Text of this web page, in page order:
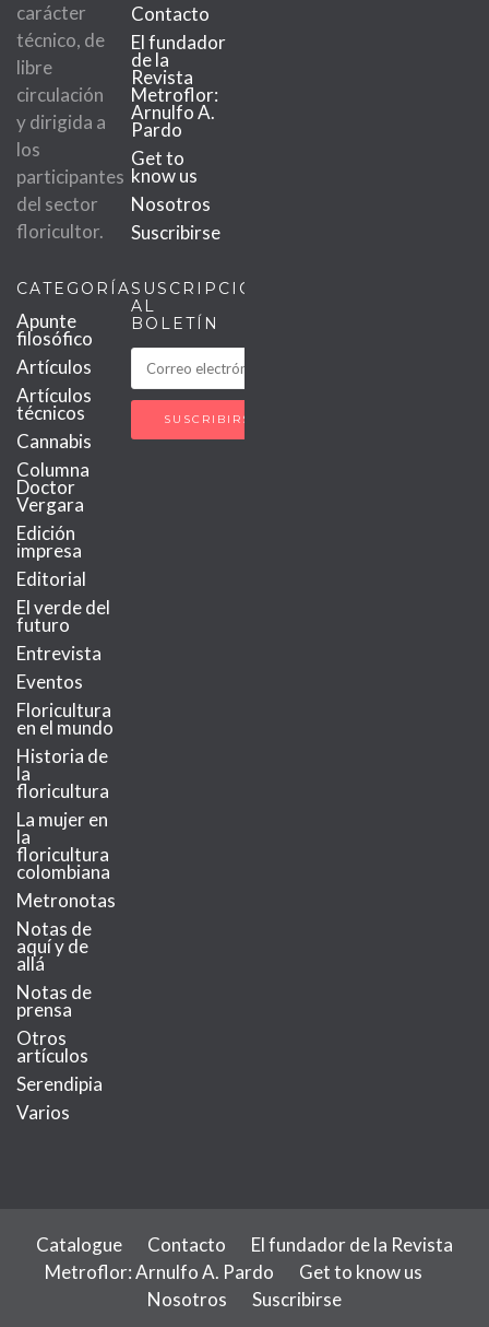
carácter
técnico, de
libre
circulación
y dirigida a
los
participantes
del sector
floricultor.
Contacto
El fundador
de la
Revista
Metroflor:
Arnulfo A.
Pardo
Get to
know us
Nosotros
Suscribirse
CATEGORÍAS
Apunte
filosófico
Artículos
Artículos
técnicos
Cannabis
Columna
Doctor
Vergara
Edición
impresa
Editorial
El verde del
futuro
Entrevista
Eventos
Floricultura
en el mundo
Historia de
la
floricultura
La mujer en
la
floricultura
colombiana
Metronotas
Notas de
aquí y de
allá
Notas de
prensa
Otros
artículos
Serendipia
Varios
SUSCRIPCIÓN
AL
BOLETÍN
Catalogue Contacto
El fundador de la Revista
Metroflor: Arnulfo A. Pardo
Get to know us
Nosotros
Suscribirse